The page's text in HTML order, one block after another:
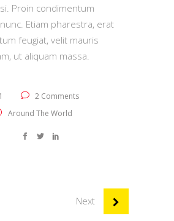
Proin condimentum
Etiam pharestra, erat
feugiat, velit mauris
ut aliquam massa.
1
2 Comments
Around The World
Next